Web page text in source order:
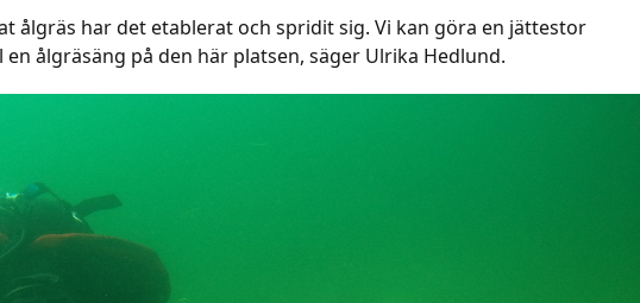
ålgräs har det etablerat och spridit sig. Vi kan göra en jättestor
ålgräsäng på den här platsen, säger Ulrika Hedlund.